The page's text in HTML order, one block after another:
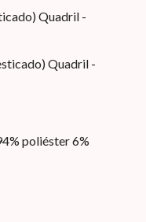
Quadril -
Quadril -
poliéster 6%